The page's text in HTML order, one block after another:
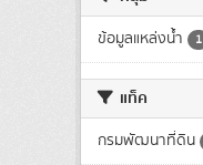
ข้อมูลแหล่งน้ำ 1
แท็ค
กรมพัฒนาที่ดิน